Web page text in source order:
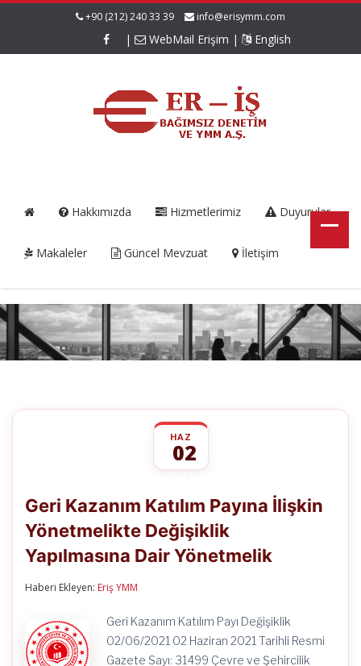
+90 (212) 240 33 39 info@erisymm.com
| WebMail Erişim | English
Hakkımızda Hizmetlerimiz Duyurular
Makaleler Güncel Mevzuat İletişim
HAZ
02
Katılım
Payına
İlişkin
Yönetmelikte
Değişiklik
Geri Kazanım Katılım Payına İlişkin
Yönetmelikte Değişiklik
Yapılmasına Dair Yönetmelik
Haberi Ekleyen: Eriş YMM
Geri Kazanım Katılım Payı Değişiklik
02/06/2021 02 Haziran 2021 Tarihli Resmi
Gazete Sayı: 31499 Çevre ve Şehircilik